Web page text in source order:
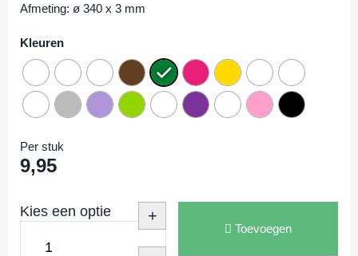
Afmeting: ø 340 x 3 mm
Kleuren
Per stuk
9,95
Kies een optie +
Toevoegen